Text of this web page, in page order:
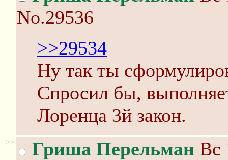
No.29536
>>29534
Ну так ты
Спросил бы,
Лоренца 3й закон.
>> Гриша Перельман Вс